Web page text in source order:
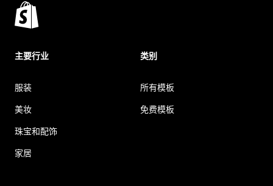
主要行业
服装
美妆
珠宝和配饰
家居
类别
所有模板
免费模板